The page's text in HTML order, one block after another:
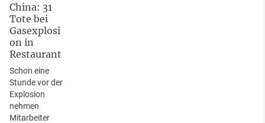
China: 31
Tote bei
Gasexplosi
on in
Restaurant
Schon eine
Stunde vor der
Explosion
nehmen
Mitarbeiter